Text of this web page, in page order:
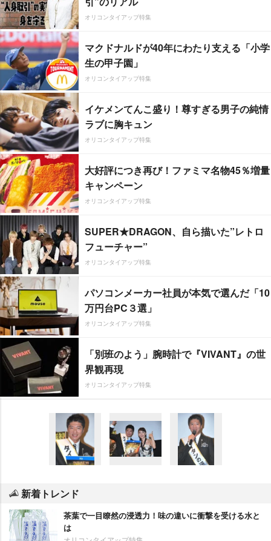
オリコンタイアップ特集
マクドナルドが40年にわたり支える「小学
生の甲子園」
オリコンタイアップ特集
イケメンてんこ盛り！尊すぎる男子の純情
ラブに胸キュン
オリコンタイアップ特集
大好評につき再び！ファミマ名物45％増量
キャンペーン
オリコンタイアップ特集
SUPER★DRAGON、自ら描いた”レトロ
フューチャー”
オリコンタイアップ特集
パソコンメーカー社員が本気で選んだ「10
万円台PC３選」
オリコンタイアップ特集
「別班のよう」腕時計で『VIVANT』の世
界観再現
オリコンタイアップ特集
新着トレンド
茶葉で一目瞭然の浸透力！味の違いに衝撃を受ける水と
は